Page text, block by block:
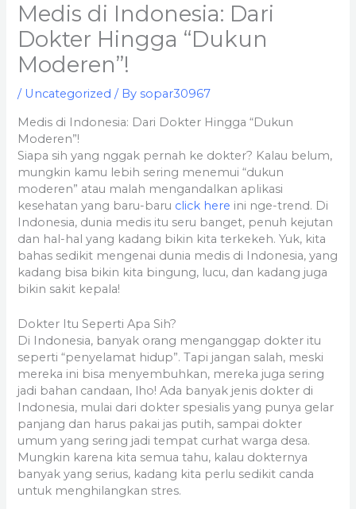
Medis di Indonesia: Dari
Dokter Hingga “Dukun
Moderen”!
/ Uncategorized / Bysopar30967
Medis di Indonesia: Dari Dokter Hingga “Dukun
Moderen”!
Siapa sih yang nggak pernah ke dokter? Kalau belum,
mungkin kamu lebih sering menemui “dukun
moderen” atau malah mengandalkan aplikasi
kesehatan yang baru-baru click here ini nge-trend. Di
Indonesia, dunia medis itu seru banget, penuh kejutan
dan hal-hal yang kadang bikin kita terkekeh. Yuk, kita
bahas sedikit mengenai dunia medis di Indonesia, yang
kadang bisa bikin kita bingung, lucu, dan kadang juga
bikin sakit kepala!
Dokter Itu Seperti Apa Sih?
Di Indonesia, banyak orang menganggap dokter itu
seperti “penyelamat hidup”. Tapi jangan salah, meski
mereka ini bisa menyembuhkan, mereka juga sering
jadi bahan candaan, lho! Ada banyak jenis dokter di
Indonesia, mulai dari dokter spesialis yang punya gelar
panjang dan harus pakai jas putih, sampai dokter
umum yang sering jadi tempat curhat warga desa.
Mungkin karena kita semua tahu, kalau dokternya
banyak yang serius, kadang kita perlu sedikit canda
untuk menghilangkan stres.